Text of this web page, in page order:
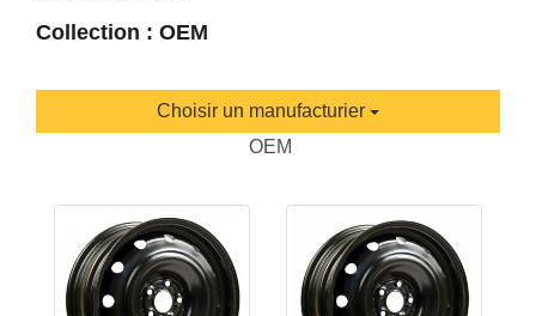
Collection : OEM
Choisir un manufacturier
OEM